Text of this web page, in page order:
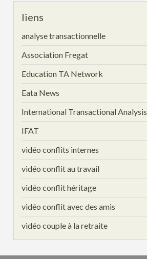
liens
analyse transactionnelle
Association Fregat
Education TA Network
Eata News
International Transactional
IFAT
vidéo conflits internes
vidéo conflit au travail
vidéo conflit héritage
vidéo conflit avec des amis
vidéo couple à la retraite